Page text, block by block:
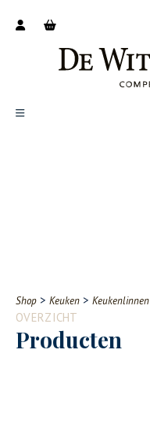
Contact
Shop > Keuken > Keukenlinnen
OVERZICHT
Producten